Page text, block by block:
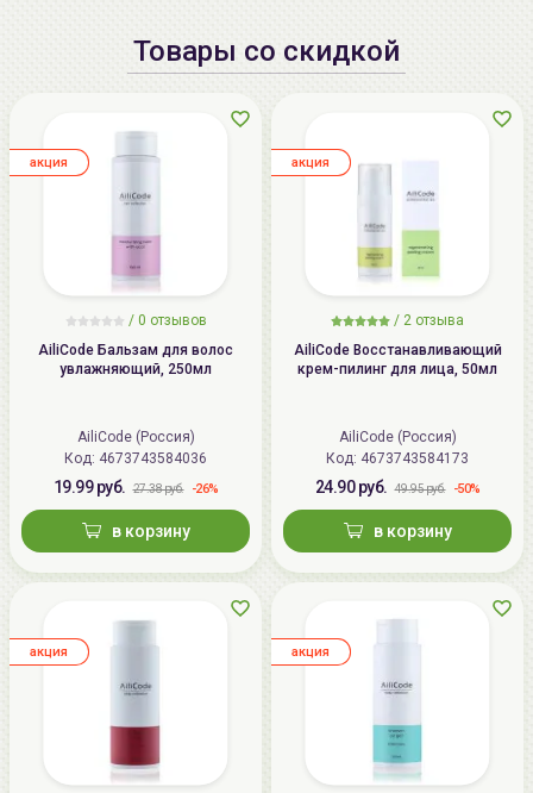
Товары со скидкой
/ 0 отзывов
AiliCode Бальзам для волос
увлажняющий, 250мл
AiliCode (Россия)
Код: 4673743584036
19.99 руб. 27.38 руб. -26%
в корзину
aкция
/ 2 отзыва
AiliCode Восстанавливающий
крем-пилинг для лица, 50мл
AiliCode (Россия)
Код: 4673743584173
24.90 руб. 49.95 руб. -50%
в корзину
aкция
aкция aкция